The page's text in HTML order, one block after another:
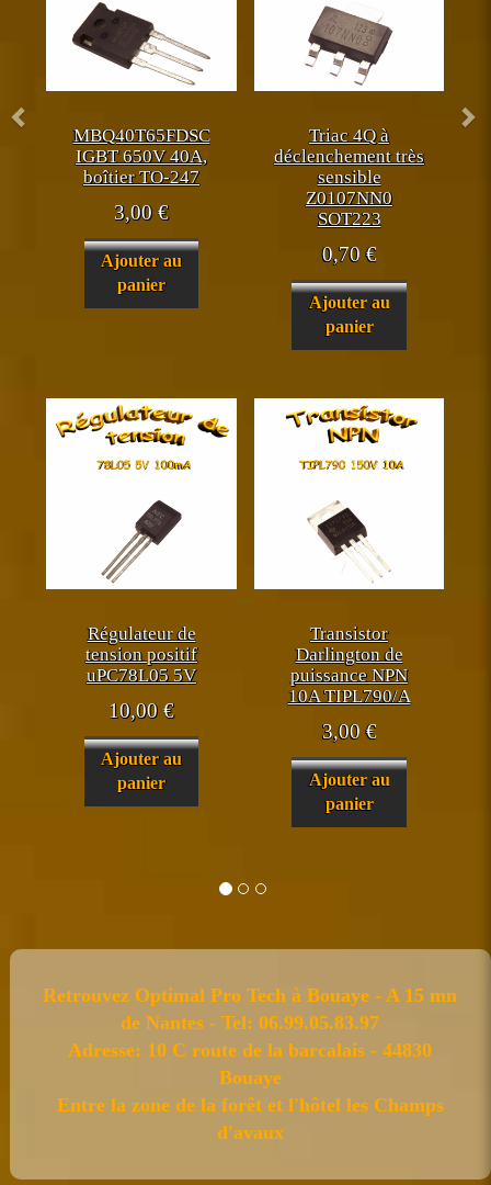
MBQ40T65FDSC
IGBT 650V 40A,
boîtier TO-247
3,00 €
Ajouter au
panier
Triac 4Q à
déclenchement très
sensible
Z0107NN0
SOT223
0,70€
Ajouter au
panier
Régulateur de
tension positif
uPC78L05 5V
10,00 €
Ajouter au
panier
Transistor
Darlington de
puissance NPN
10A TIPL790/A
3,00€
Ajouter au
panier
Retrouvez Optimal Pro Tech à Bouaye - A 15 mn
de Nantes - Tel: 06.99.05.83.97
Adresse: 10 C route de la barcalais - 44830
Bouaye
Entre la zone de la forêt et l'hôtel les Champs
d'avaux